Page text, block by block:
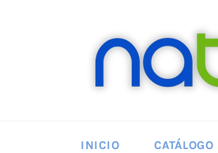
INICIO CATÁLOGO